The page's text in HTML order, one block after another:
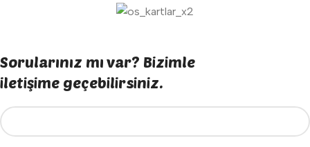
Sorularınız mı var? Bizimle
iletişime geçebilirsiniz.